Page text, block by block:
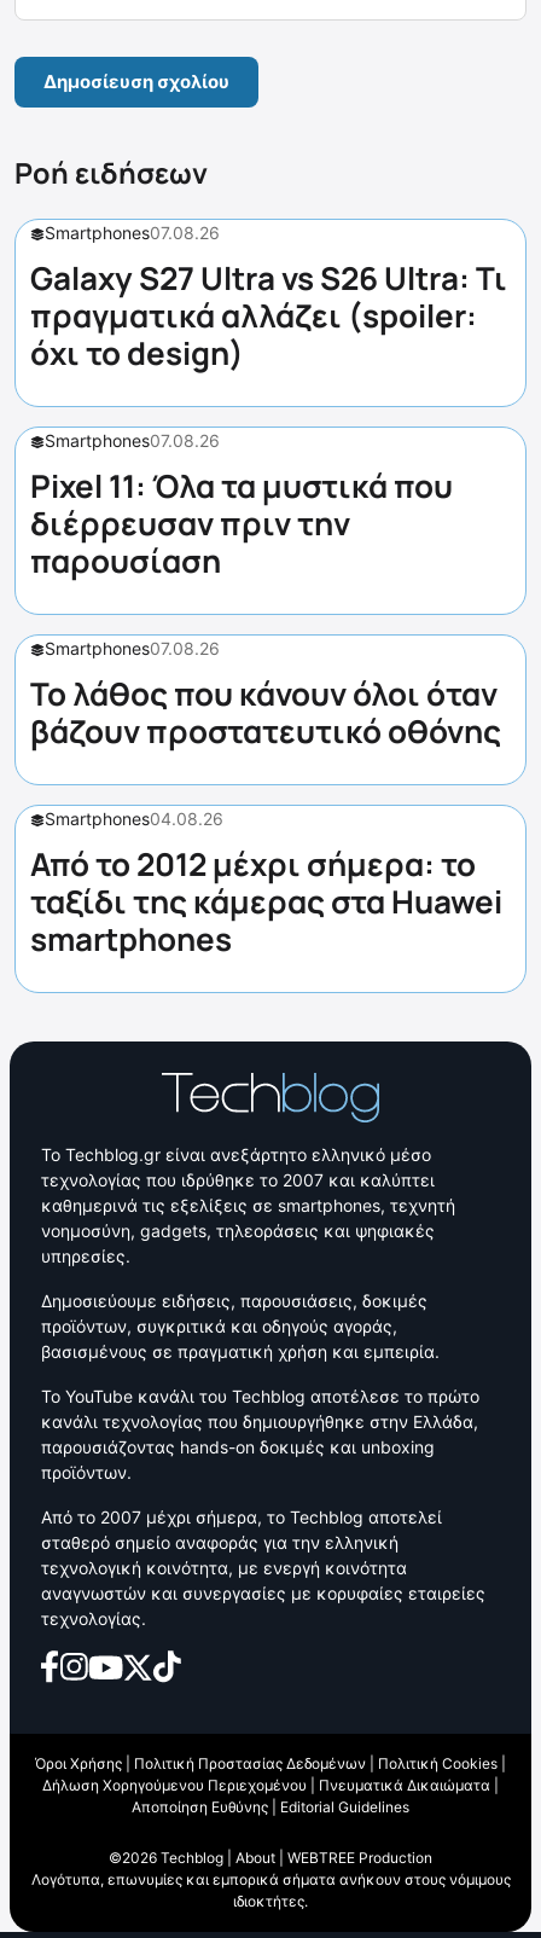
Ροή ειδήσεων
Smartphones07.08.26
Galaxy S27 Ultra vs S26 Ultra: Τι
πραγματικά αλλάζει (spoiler:
όχι το design)
Smartphones07.08.26
Pixel 11: Όλα τα μυστικά που
διέρρευσαν πριν την
παρουσίαση
Smartphones07.08.26
Το λάθος που κάνουν όλοι όταν
βάζουν προστατευτικό οθόνης
Smartphones04.08.26
Από το 2012 μέχρι σήμερα: το
ταξίδι της κάμερας στα Huawei
smartphones
Το Techblog.gr είναι ανεξάρτητο ελληνικό μέσο
τεχνολογίας που ιδρύθηκε το 2007 και καλύπτει
καθημερινά τις εξελίξεις σε smartphones, τεχνητή
νοημοσύνη, gadgets, τηλεοράσεις και ψηφιακές
υπηρεσίες.
Δημοσιεύουμε ειδήσεις, παρουσιάσεις, δοκιμές
προϊόντων, συγκριτικά και οδηγούς αγοράς,
βασισμένους σε πραγματική χρήση και εμπειρία.
Το YouTube κανάλι του Techblog αποτέλεσε το πρώτο
κανάλι τεχνολογίας που δημιουργήθηκε στην Ελλάδα,
παρουσιάζοντας hands-on δοκιμές και unboxing
προϊόντων.
Από το 2007 μέχρι σήμερα, το Techblog αποτελεί
σταθερό σημείο αναφοράς για την ελληνική
τεχνολογική κοινότητα, με ενεργή κοινότητα
αναγνωστών και συνεργασίες με κορυφαίες εταιρείες
τεχνολογίας.
Όροι Χρήσης Πολιτική Προστασίας Δεδομένων Πολιτική Cookies
Δήλωση Χορηγούμενου Περιεχομένου
Πνευματικά Δικαιώματα
Αποποίηση Ευθύνης
Editorial Guidelines
©2026 Techblog | About
WEBTREE Production
Λογότυπα, επωνυμίες και εμπορικά σήματα ανήκουν στους νόμιμους
ιδιοκτήτες.